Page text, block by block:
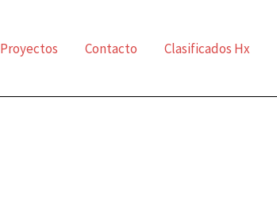
Proyectos Contacto Clasificados Hx